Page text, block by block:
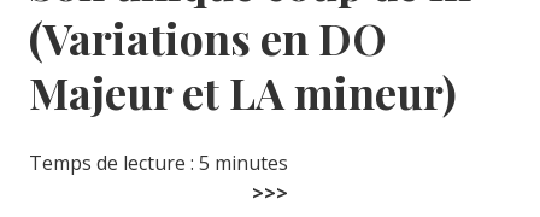
(Variations en DO
Majeur et LA mineur)
Temps de lecture : 5 minutes
>>>